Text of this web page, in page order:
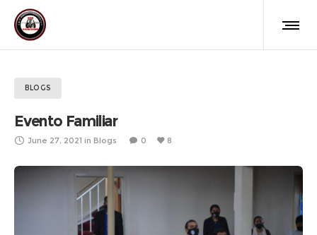
BLOGS
Evento Familiar
June 27, 2021 in Blogs 0 8